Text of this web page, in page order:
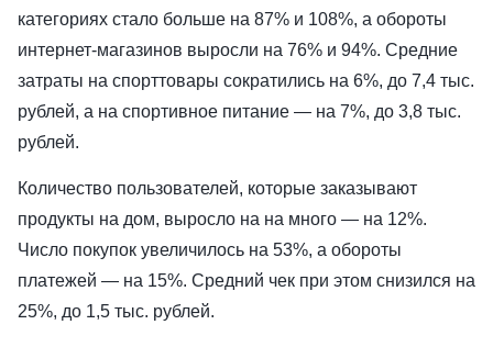
категориях стало больше на 87% и 108%, а обороты
интернет-магазинов выросли на 76% и 94%. Средние
затраты на спорттовары сократились на 6%, до 7,4 тыс.
рублей, а на спортивное питание — на 7%, до 3,8 тыс.
рублей.
Количество пользователей, которые заказывают
продукты на дом, выросло на на много — на 12%.
Число покупок увеличилось на 53%, а обороты
платежей — на 15%. Средний чек при этом снизился на
25%, до 1,5 тыс. рублей.